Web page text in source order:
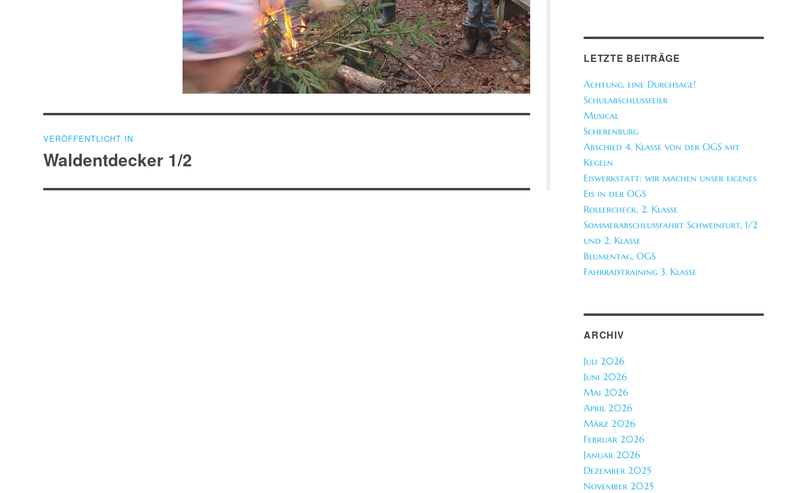
VERÖFFENTLICHT IN
Waldentdecker 1/2
LETZTE BEITRÄGE
Achtung, eine Durchsage!
Schulabschlussfeier
Musical
Scherenburg
Abschied 4. Klasse von der OGS mit
Kegeln
Eiswerkstatt: wir machen unser eigenes
Eis in der OGS
Rollercheck, 2. Klasse
Sommerabschlussfahrt Schweinfurt, 1/2
und 2. Klasse
Blumentag, OGS
Fahrradtraining 3. Klasse
ARCHIV
Juli 2026
Juni 2026
Mai 2026
April 2026
März 2026
Februar 2026
Januar 2026
Dezember 2025
November 2025